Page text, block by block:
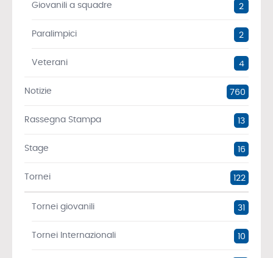
Giovanili a squadre 2
Paralimpici 2
Veterani 4
Notizie 760
Rassegna Stampa 13
Stage 16
Tornei 122
Tornei giovanili 31
Tornei Internazionali 10